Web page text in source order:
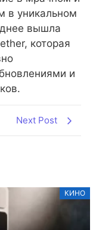
в уникальном
вышла
которая
и
Next Post
КИНО